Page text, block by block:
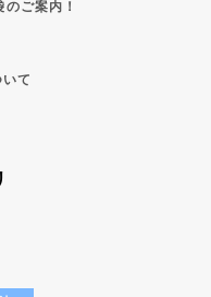
のご案内！
て